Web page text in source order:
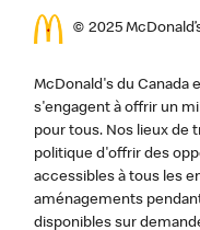
© 2025
McDonald's du Canada
s'engagent à offrir un
pour tous. Nos lieux de
politique d'offrir des
accessibles à tous les
aménagements
disponibles sur